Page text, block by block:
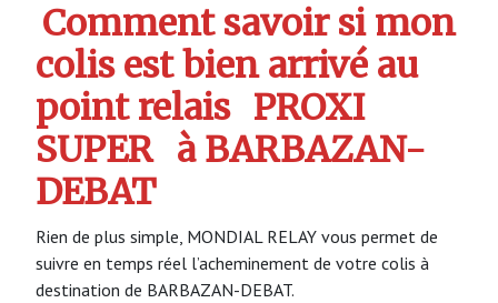
Comment savoir si mon
colis est bien arrivé au
point relais PROXI
SUPER à BARBAZAN-
DEBAT
Rien de plus simple, MONDIAL RELAY vous permet de
suivre en temps réel l’acheminement de votre colis à
destination de BARBAZAN-DEBAT.